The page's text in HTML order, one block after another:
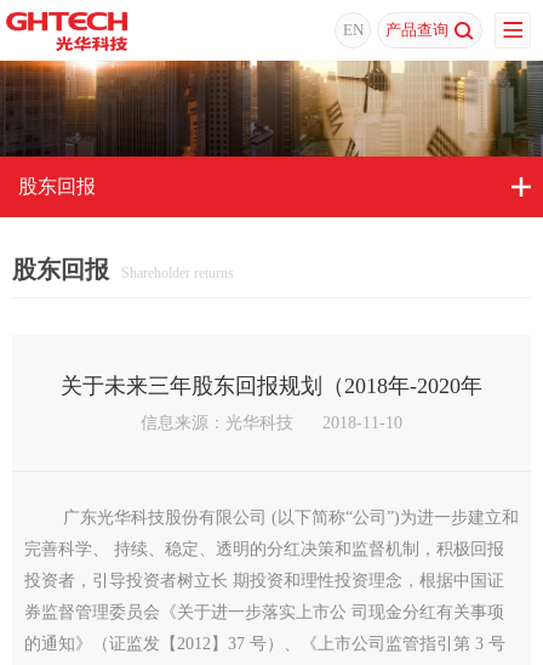
EN 产品查询
股东回报
股东回报 Shareholder returns
关于未来三年股东回报规划（2018年-2020年
信息来源：光华科技 2018-11-10
广东光华科技股份有限公司 (以下简称“公司”)为进一步建立和
完善科学、 持续、稳定、透明的分红决策和监督机制，积极回报
投资者，引导投资者树立长 期投资和理性投资理念，根据中国证
券监督管理委员会《关于进一步落实上市公 司现金分红有关事项
的通知》（证监发【2012】37 号）、《上市公司监管指引第 3 号